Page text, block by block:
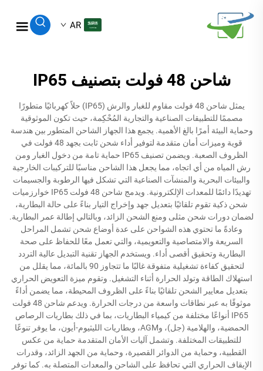
AR
شاحن 48 فولت بتصنيف IP65
يمثل شاحن 48 فولت مقاوم للغبار والرش (IP65) حلاً كهربائيًا متطورًا
مصممًا للتطبيقات الصناعية والتجارية المُحْكِمة، حيث تكون الموثوقية
وحماية البيئة أمرًا بالغ الأهمية. يجمع هذا الجهاز الشاحن المتطور بين هندسة
قوية وميزات أمان متقدمة لتوفير أداء شحن ثابت بجهد 48 فولت في
الظروف الصعبة. ويضمن تصنيف IP65 حماية تامة من دخول الغبار ومن
رش المياه من أي اتجاه، مما يجعل هذا الشاحن مناسبًا للتركيبات الخارجية
والبيئات البحرية والمنشآت الصناعية التي تشكل فيها الرطوبة والجسيمات
تهديدًا دائمًا للمعدات الإلكترونية. ويدمج شاحن 48 فولت IP65 خوارزميات
شحن ذكية تقوم تلقائيًا بتعديل جهد وإخراج التيار بناءً على حالة البطارية،
لضمان دورات شحن مثلى ومنع الشحن الزائد، وبالتالي إطالة عمر البطارية.
وعادةً ما تحتوي هذه الشواحن على عدة أوضاع شحن تشمل المراحل
السريعة والامتصاصية والتعويمية، والتي تعمل معًا للحفاظ على صحة
البطارية وتحقيق أقصى أداء. ويستخدم الجهاز تقنية التبديل عالية التردد
لتحقيق كفاءة تشغيلية متفوقة غالبًا ما تتجاوز 90 بالمائة، مما يقلل من
استهلاك الطاقة وتولد الحرارة أثناء التشغيل. وتقوم ميزة التعويض الحراري
بتعديل معايير الشحن تلقائيًا بناءً على الظروف المحيطة، مما يضمن أداءً
موثوقًا به عبر نطاقات واسعة من درجات الحرارة. ويدعم شاحن 48 فولت
IP65 أنواعًا مختلفة من كيمياء البطاريات، بما في ذلك بطاريات الرصاص
الحمضية، والهلامية (جل)، وAGM، وبطاريات الليثيوم-أيون، ما يوفر تنوعًا
للتطبيقات المختلفة. وتشمل آليات الأمان المتقدمة حماية من عكس
القطبية، وحماية من الدوائر القصيرة، وحماية من الجهد الزائد، وقدرات
الإيقاف الحراري التي تحافظ على الشاحن والمعدات المتصلة به. كما توفر